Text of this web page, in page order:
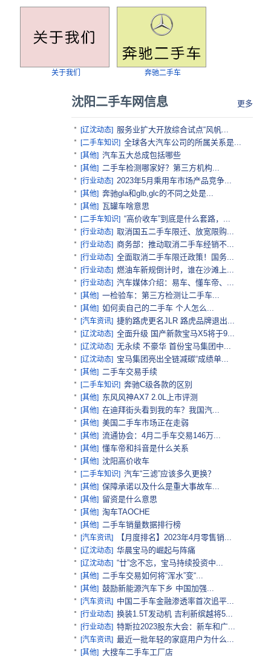
关于我们 奔驰二手车
沈阳二手车网信息 更多
[辽沈动态] 服务业扩大开放综合试点“风帆...
[二手车知识] 全球各大汽车公司的所属关系是...
[其他] 汽车五大总成包括哪些
[其他] 二手车检测哪家好？第三方机构...
[行业动态] 2023年5月乘用车市场产品竞争...
[其他] 奔驰gla和glb,glc的不同之处是...
[其他] 瓦罐车啥意思
[二手车知识] “高价收车”到底是什么套路，...
[行业动态] 取消国五二手车限迁、放宽限购...
[行业动态] 商务部：推动取消二手车经销不...
[行业动态] 全面取消二手车限迁政策！国务...
[行业动态] 燃油车新规倒计时，谁在沙滩上...
[行业动态] 汽车媒体介绍：易车、懂车帝、...
[其他] 一检验车：第三方检测让二手车...
[其他] 如何卖自己的二手车 个人怎么...
[汽车资讯] 捷豹路虎更名JLR 路虎品牌退出...
[辽沈动态] 全面升级 国产新款宝马X5将于9...
[辽沈动态] 无永续 不豪华 首份宝马集团中...
[辽沈动态] 宝马集团亮出全链减碳“成绩单...
[其他] 二手车交易手续
[二手车知识] 奔驰C级各款的区别
[其他] 东风风神AX7 2.0L上市评测
[其他] 在迪拜街头看到我的车？我国汽...
[其他] 美国二手车市场正在走弱
[其他] 流通协会：4月二手车交易146万...
[其他] 懂车帝和抖音是什么关系
[其他] 沈阳高价收车
[二手车知识] 汽车“三滤”应该多久更换？
[其他] 保障承诺以及什么是重大事故车...
[其他] 留资是什么意思
[其他] 淘车TAOCHE
[其他] 二手车销量数据排行榜
[汽车资讯] 【月度排名】2023年4月零售销...
[辽沈动态] 华晨宝马的崛起与阵痛
[辽沈动态] “廿”念不忘，宝马持续投资中...
[其他] 二手车交易如何将“浑水”变“...
[其他] 鼓励新能源汽车下乡 中国加强...
[汽车资讯] 中国二手车金融渗透率首次追平...
[行业动态] 换装1.5T发动机 吉利新缤越将5...
[行业动态] 特斯拉2023股东大会：新车和广...
[汽车资讯] 最近一批年轻的家庭用户为什么...
[其他] 大搜车二手车工厂店